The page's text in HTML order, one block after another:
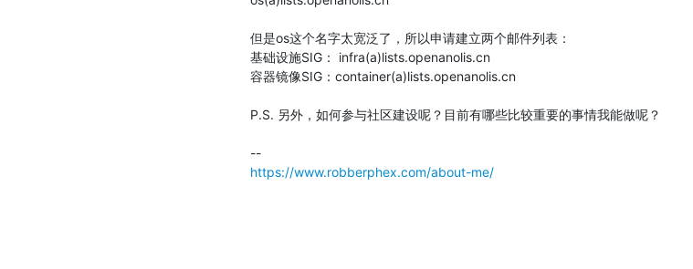
但是os这个名字太宽泛了，所以申请建立两个邮件列表：
基础设施SIG： infra(a)lists.openanolis.cn
容器镜像SIG：container(a)lists.openanolis.cn
P.S. 另外，如何参与社区建设呢？目前有哪些比较重要的事情我能做呢？
https://www.robberphex.com/about-me/